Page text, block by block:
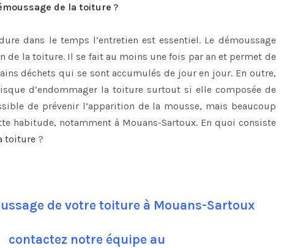
de la toiture ?
dans le temps l’entretien est essentiel. Le démoussage
de la toiture. Il se fait au moins une fois par an et permet de
déchets qui se sont accumulés de jour en jour. En outre,
d’endommager la toiture surtout si elle composée de
de prévenir l’apparition de la mousse, mais beaucoup
habitude, notamment à Mouans-Sartoux. En quoi consiste
toiture ?
de votre toiture à Mouans-Sartoux
contactez notre équipe au